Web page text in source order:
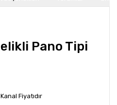
Pano Tipi
Fiyatıdır